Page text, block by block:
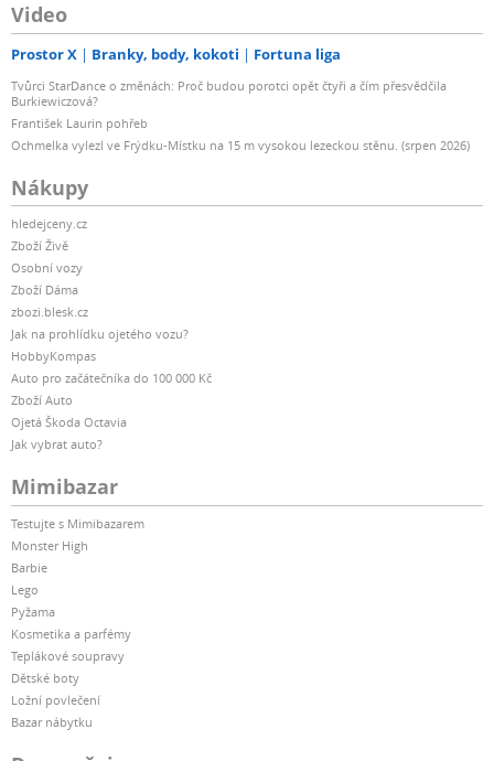
Video
Prostor X Branky, body, kokoti Fortuna liga
Tvůrci StarDance o změnách: Proč budou porotci opět čtyři a čím přesvědčila
Burkiewiczová?
František Laurin pohřeb
Ochmelka vylezl ve Frýdku-Místku na 15 m vysokou lezeckou stěnu. (srpen 2026)
Nákupy
hledejceny.cz
Zboží Živě
Osobní vozy
Zboží Dáma
zbozi.blesk.cz
Jak na prohlídku ojetého vozu?
HobbyKompas
Auto pro začátečníka do 100 000 Kč
Zboží Auto
Ojetá Škoda Octavia
Jak vybrat auto?
Mimibazar
Testujte s Mimibazarem
Monster High
Barbie
Lego
Pyžama
Kosmetika a parfémy
Teplákové soupravy
Dětské boty
Ložní povlečení
Bazar nábytku